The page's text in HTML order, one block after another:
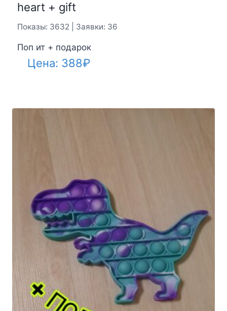
heart + gift
Показы: 3632 | Заявки: 36
Поп ит + подарок
Цена: 388₽